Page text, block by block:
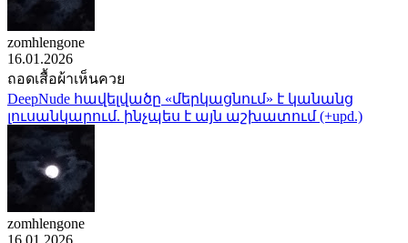
zomhlengone
16.01.2026
ถอดเสื้อผ้าเห็นควย
DeepNude հավելվածը «մերկացնում» է կանանց
լուսանկարում. ինչպես է այն աշխատում (+upd.)
zomhlengone
16.01.2026